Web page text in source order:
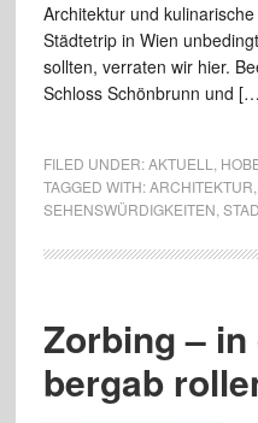
Architektur und
Städtetrip in Wien
sollten, verraten wir hier.
Schloss Schönbrunn und
FILED UNDER:AKTUELL
TAGGED WITH:ARCHITEKTUR
SEHENSWÜRDIGKEITEN
Zorbing –
bergab